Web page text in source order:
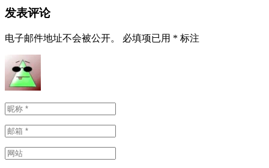
发表评论
电子邮件地址不会被公开。 必填项已用 * 标注